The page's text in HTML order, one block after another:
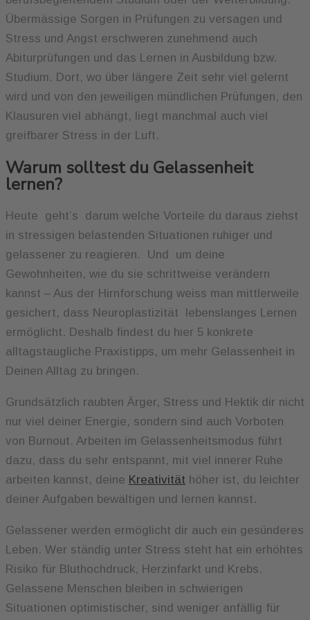
Übermässige Sorgen in Prüfungen zu versagen und
Stress und Angst erschweren zunehmend auch
Abiturprüfungen und das Lernen in Ausbildung bzw.
Studium. Dort, wo über längere Zeit sehr viel gelernt
wird und von den jeweiligen mündlichen Prüfungen, den
Klausuren viel abhängt, liegt manchmal auch viel
greifbarer Stress in der Luft.
Warum solltest du Gelassenheit
lernen?
Heute geht’s darum welche Vorteile du daraus ziehst
in stressigen belastenden Situationen ruhiger und
gelassener zu reagieren. Und um deine
Gewohnheiten, wie du sie schrittweise verändern
kannst – Aus der Hirnforschung weiss man mittlerweile
gesichert, dass Neuroplastizität lebenslanges Lernen
ermöglicht. Deshalb findest du hier 5 konkrete
alltagstaugliche Praxistipps, um mehr Gelassenheit in
Deinen Alltag zu bringen.
Grundsätzlich raubten Ärger, Stress und Hektik dir nicht
nur viel deiner Energie, sondern sind auch Vorboten
von Burnout. Arbeiten im Gelassenheitsmodus führt
dazu, dass du sehr entspannt, mit viel innerer Ruhe
arbeiten kannst, deine Kreativität höher ist, du leichter
deiner Aufgaben bewältigen und lernen kannst.
Gelassener werden ermöglicht dir auch ein gesünderes
Leben. Wer ständig unter Stress steht hat ein erhöhtes
Risiko für Bluthochdruck, Herzinfarkt und Krebs.
Gelassene Menschen bleiben in schwierigen
Situationen optimistischer, sind weniger anfällig für